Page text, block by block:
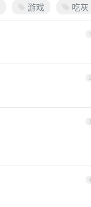
游戏 吃灰
1
2
3
4